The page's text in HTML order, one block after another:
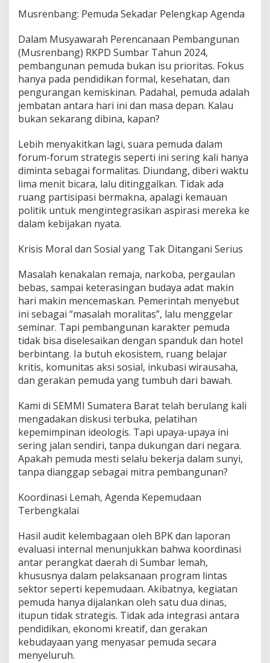
Musrenbang: Pemuda Sekadar Pelengkap Agenda
Dalam Musyawarah Perencanaan Pembangunan
(Musrenbang) RKPD Sumbar Tahun 2024,
pembangunan pemuda bukan isu prioritas. Fokus
hanya pada pendidikan formal, kesehatan, dan
pengurangan kemiskinan. Padahal, pemuda adalah
jembatan antara hari ini dan masa depan. Kalau
bukan sekarang dibina, kapan?
Lebih menyakitkan lagi, suara pemuda dalam
forum-forum strategis seperti ini sering kali hanya
diminta sebagai formalitas. Diundang, diberi waktu
lima menit bicara, lalu ditinggalkan. Tidak ada
ruang partisipasi bermakna, apalagi kemauan
politik untuk mengintegrasikan aspirasi mereka ke
dalam kebijakan nyata.
Krisis Moral dan Sosial yang Tak Ditangani Serius
Masalah kenakalan remaja, narkoba, pergaulan
bebas, sampai keterasingan budaya adat makin
hari makin mencemaskan. Pemerintah menyebut
ini sebagai “masalah moralitas”, lalu menggelar
seminar. Tapi pembangunan karakter pemuda
tidak bisa diselesaikan dengan spanduk dan hotel
berbintang. Ia butuh ekosistem, ruang belajar
kritis, komunitas aksi sosial, inkubasi wirausaha,
dan gerakan pemuda yang tumbuh dari bawah.
Kami di SEMMI Sumatera Barat telah berulang kali
mengadakan diskusi terbuka, pelatihan
kepemimpinan ideologis. Tapi upaya-upaya ini
sering jalan sendiri, tanpa dukungan dari negara.
Apakah pemuda mesti selalu bekerja dalam sunyi,
tanpa dianggap sebagai mitra pembangunan?
Koordinasi Lemah, Agenda Kepemudaan
Terbengkalai
Hasil audit kelembagaan oleh BPK dan laporan
evaluasi internal menunjukkan bahwa koordinasi
antar perangkat daerah di Sumbar lemah,
khususnya dalam pelaksanaan program lintas
sektor seperti kepemudaan. Akibatnya, kegiatan
pemuda hanya dijalankan oleh satu dua dinas,
itupun tidak strategis. Tidak ada integrasi antara
pendidikan, ekonomi kreatif, dan gerakan
kebudayaan yang menyasar pemuda secara
menyeluruh.